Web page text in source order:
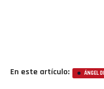
En este artículo: ÁNGEL